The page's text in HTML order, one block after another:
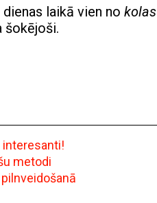
laikā vien no kolas
šokējoši.
interesanti!
metodi